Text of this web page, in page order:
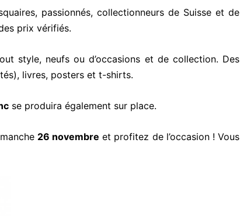
passionnés, collectionneurs de Suisse et de
prix vérifiés.
style, neufs ou d’occasions et de collection. Des
livres, posters et t-shirts.
se produira également sur place.
26 novembre et profitez de l’occasion ! Vous